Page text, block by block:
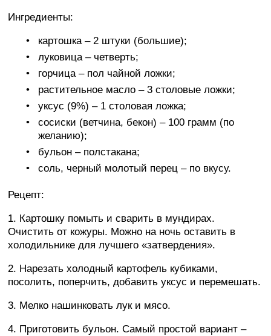
Ингредиенты:
картошка – 2 штуки (большие);
луковица – четверть;
горчица – пол чайной ложки;
растительное масло – 3 столовые ложки;
уксус (9%) – 1 столовая ложка;
сосиски (ветчина, бекон) – 100 грамм (по
желанию);
бульон – полстакана;
соль, черный молотый перец – по вкусу.
Рецепт:
1. Картошку помыть и сварить в мундирах.
Очистить от кожуры. Можно на ночь оставить в
холодильнике для лучшего «затвердения».
2. Нарезать холодный картофель кубиками,
посолить, поперчить, добавить уксус и перемешать.
3. Мелко нашинковать лук и мясо.
4. Приготовить бульон. Самый простой вариант –